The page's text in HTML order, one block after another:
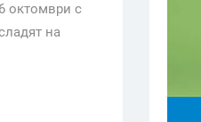
октомври с
на